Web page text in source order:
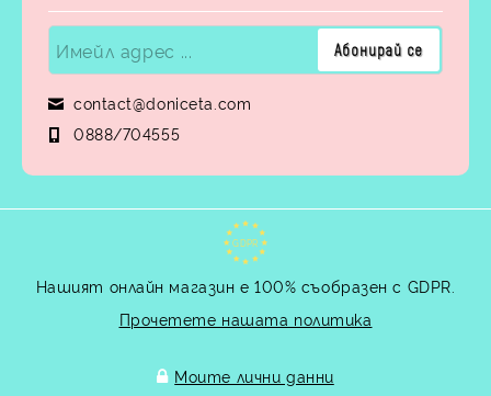
contact@doniceta.com
0888/704555
GDPR
Нашият онлайн магазин е 100% съобразен с GDPR.
Прочетете нашата политика
Моите лични данни